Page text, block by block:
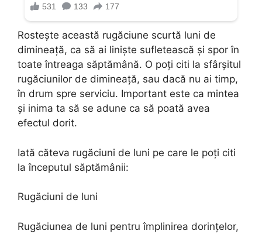
Rostește această rugăciune scurtă luni de
dimineață, ca să ai liniște sufletească și spor în
toate întreaga săptămână. O poţi citi la sfârşitul
rugăciunilor de dimineaţă, sau dacă nu ai timp,
în drum spre serviciu. Important este ca mintea
şi inima ta să se adune ca să poată avea
efectul dorit.
Iată căteva rugăciuni de luni pe care le poți citi
la începutul săptămânii:
Rugăciuni de luni
Rugăciunea de luni pentru împlinirea dorințelor,